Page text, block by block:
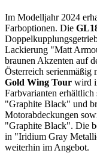
Im Modelljahr 2024
Farboptionen. Die
Lackierung "Matt
braunen Akzenten auf
Österreich serienmäßig
Gold Wing Tour wird
Farbvarianten
"Graphite Black" und
Motorabdeckungen
"Graphite Black". Die
in "Iridium Gray
weiterhin im Angebot.